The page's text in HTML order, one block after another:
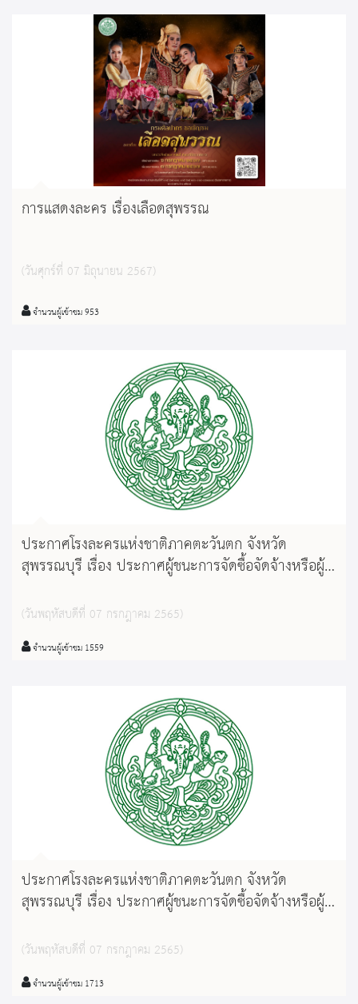
การแสดงละคร เรื่องเลือดสุพรรณ
(วันศุกร์ที่ 07 มิถุนายน 2567)
จำนวนผู้เข้าชม 953
ประกาศโรงละครแห่งชาติภาคตะวันตก จังหวัด
สุพรรณบุรี เรื่อง ประกาศผู้ชนะการจัดซื้อจัดจ้างหรือผู้
ตกลงเป็นหนังสือ ประจำไตรมาสที่ ๓ ( เดือนเมษายน
๒๕๖๕ ถึง เดือนมิถุนายน ๒๕๖๕ )
(วันพฤหัสบดีที่ 07 กรกฎาคม 2565)
จำนวนผู้เข้าชม 1559
ประกาศโรงละครแห่งชาติภาคตะวันตก จังหวัด
สุพรรณบุรี เรื่อง ประกาศผู้ชนะการจัดซื้อจัดจ้างหรือผู้
ตกลงเป็นหนังสือ ประจำไตรมาสที่ ๒ ( เดือนมกราคม
๒๕๖๕ ถึง เดือนมีนาคม ๒๕๖๕ )
(วันพฤหัสบดีที่ 07 กรกฎาคม 2565)
จำนวนผู้เข้าชม 1713